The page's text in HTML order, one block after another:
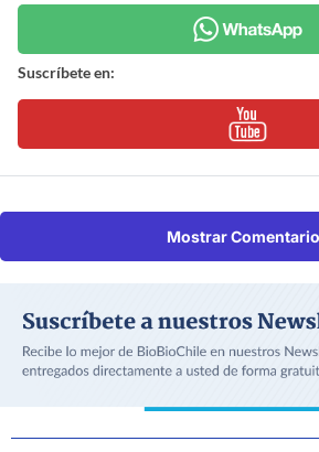
Suscríbete en:
Mostrar